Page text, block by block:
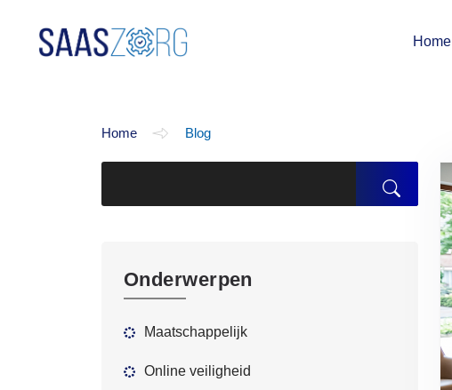
Home
Home Blog
Onderwerpen
Maatschappelijk
Online veiligheid